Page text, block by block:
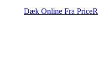
Dæk Online Fra